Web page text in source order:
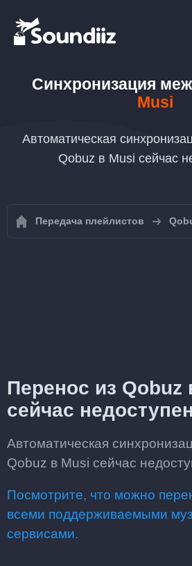
Синхронизация
Musi
Автоматическая
Qobuz в Musi сейчас
Передача плейлистов
Перенос из Qobuz
сейчас недоступен
Автоматическая
Qobuz в Musi сейчас
Посмотрите, что можно
всеми поддерживаемыми
сервисами.